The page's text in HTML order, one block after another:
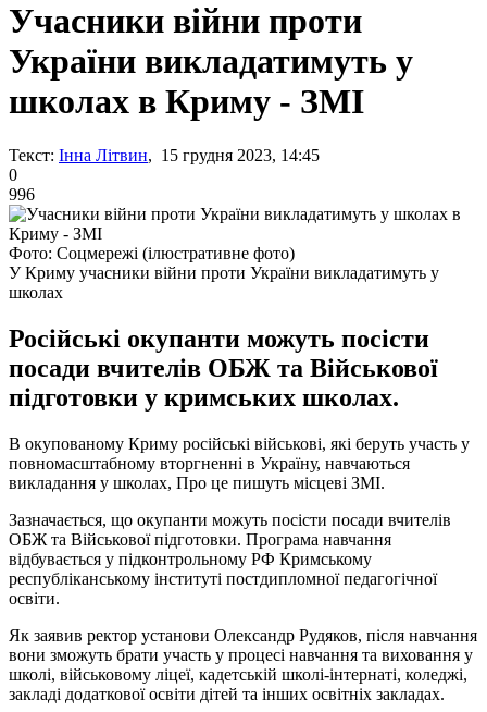
Учасники війни проти
України викладатимуть у
школах в Криму - ЗМІ
Текст: Інна Літвин, 15 грудня 2023, 14:45
0
996
Фото: Соцмережі (ілюстративне фото)
У Криму учасники війни проти України викладатимуть у
школах
Російські окупанти можуть посісти
посади вчителів ОБЖ та Військової
підготовки у кримських школах.
В окупованому Криму російські військові, які беруть участь у
повномасштабному вторгненні в Україну, навчаються
викладання у школах, Про це пишуть місцеві ЗМІ.
Зазначається, що окупанти можуть посісти посади вчителів
ОБЖ та Військової підготовки. Програма навчання
відбувається у підконтрольному РФ Кримському
республіканському інституті постдипломної педагогічної
освіти.
Як заявив ректор установи Олександр Рудяков, після навчання
вони зможуть брати участь у процесі навчання та виховання у
школі, військовому ліцеї, кадетській школі-інтернаті, коледжі,
закладі додаткової освіти дітей та інших освітніх закладах.